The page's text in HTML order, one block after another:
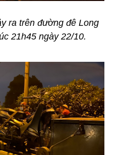
ra trên đường đê Long
21h45 ngày 22/10.